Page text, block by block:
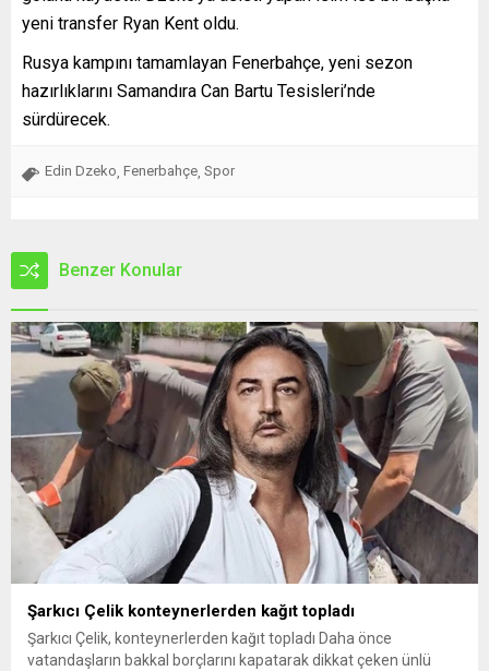
yeni transfer Ryan Kent oldu.
Rusya kampını tamamlayan Fenerbahçe, yeni sezon
hazırlıklarını Samandıra Can Bartu Tesisleri’nde
sürdürecek.
Edin Dzeko Fenerbahçe Spor
Benzer Konular
Şarkıcı Çelik konteynerlerden kağıt topladı
Şarkıcı Çelik, konteynerlerden kağıt topladı Daha önce
vatandaşların bakkal borçlarını kapatarak dikkat çeken ünlü